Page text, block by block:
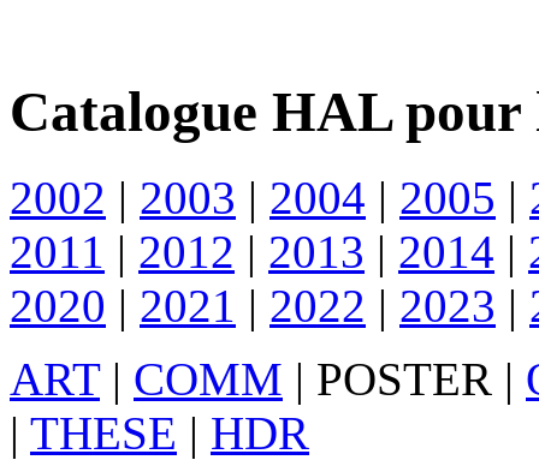
Catalogue HAL pour
2002 | 2003 | 2004 | 2005 |
2011 | 2012 | 2013 | 2014 |
2020 | 2021 | 2022 | 2023 |
ART| COMM | POSTER |
| THESE | HDR